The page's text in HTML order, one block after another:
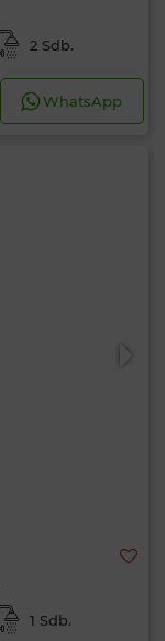
2 Sdb.
WhatsApp
1 Sdb.